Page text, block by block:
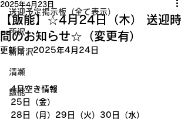
送迎予定掲示板（全て表示）
所沢
新所沢
清瀬
飯能
【飯能】☆4月24日（木） 送迎時
間のお知らせ☆（変更有）
2025年4月23日
更新日：2025年4月24日
4月空き情報
25日（金）
28日（月）29日（火）30日（水）